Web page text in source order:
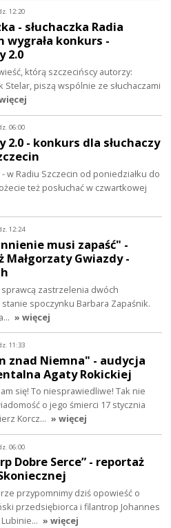
12:20
- słuchaczka Radia
wygrała konkurs -
2.0
którą szczecińscy autorzy:
Stelar, piszą wspólnie ze słuchaczami
06:00
2.0 - konkurs dla słuchaczy
w Radiu Szczecin od poniedziałku do
też posłuchać w czwartkowej
12:24
musi zapaść" -
Małgorzaty Gwiazdy -
zastrzelenia dwóch
spoczynku Barbara Zapaśnik.
» więcej
11:33
znad Niemna" - audycja
Agaty Rokickiej
się! To niesprawiedliwe! Tak nie
o jego śmierci 17 stycznia
Korcz… » więcej
06:00
Dobre Serce” - reportaż
przypomnimy dziś opowieść o
przedsiębiorca i filantrop Johannes
Lubinie… » więcej